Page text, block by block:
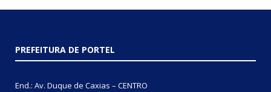
PREFEITURA DE PORTEL
End.: Av. Duque de Caxias – CENTRO